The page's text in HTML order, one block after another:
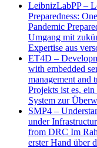
LeibnizLabPP –
Preparedness:
Pandemic
Umgang mit
Expertise aus
ET4D –
with embedded
management and
Projekts ist es,
System zur
SMP4 –
under
from DRC Im
erster Hand über